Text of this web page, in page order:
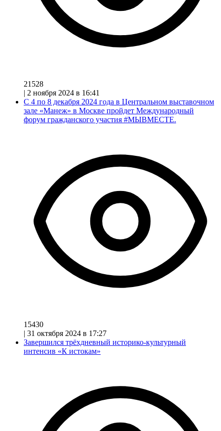
21528
| 2 ноября 2024 в 16:41
С 4 по 8 декабря 2024 года в Центральном выставочном
зале «Манеж» в Москве пройдет Международный
форум гражданского участия #МЫВМЕСТЕ.
15430
| 31 октября 2024 в 17:27
Завершился трёхдневный историко-культурный
интенсив «К истокам»